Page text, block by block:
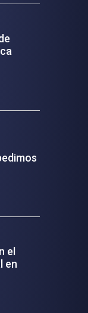
el
en